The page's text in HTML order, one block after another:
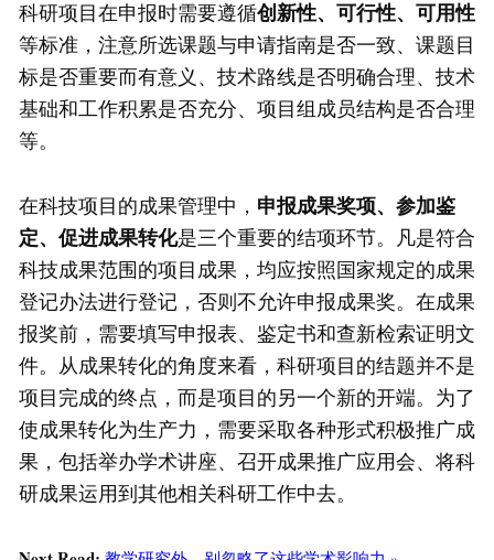
科研项目在申报时需要遵循创新性、可行性、可用性
等标准，注意所选课题与申请指南是否一致、课题目
标是否重要而有意义、技术路线是否明确合理、技术
基础和工作积累是否充分、项目组成员结构是否合理
等。
在科技项目的成果管理中， 申报成果奖项、参加鉴
定、促进成果转化是三个重要的结项环节。凡是符合
科技成果范围的项目成果，均应按照国家规定的成果
登记办法进行登记，否则不允许申报成果奖。在成果
报奖前，需要填写申报表、鉴定书和查新检索证明文
件。从成果转化的角度来看，科研项目的结题并不是
项目完成的终点，而是项目的另一个新的开端。为了
使成果转化为生产力，需要采取各种形式积极推广成
果，包括举办学术讲座、召开成果推广应用会、将科
研成果运用到其他相关科研工作中去。